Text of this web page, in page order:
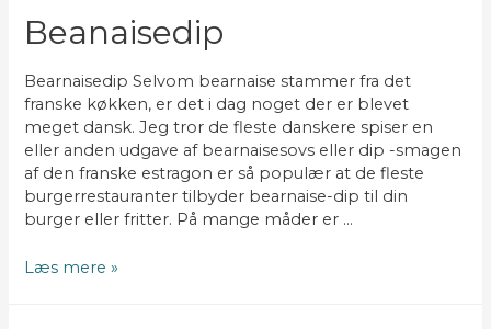
Beanaisedip
Bearnaisedip Selvom bearnaise stammer fra det
franske køkken, er det i dag noget der er blevet
meget dansk. Jeg tror de fleste danskere spiser en
eller anden udgave af bearnaisesovs eller dip -smagen
af den franske estragon er så populær at de fleste
burgerrestauranter tilbyder bearnaise-dip til din
burger eller fritter. På mange måder er …
Beanaisedip
Læs mere »